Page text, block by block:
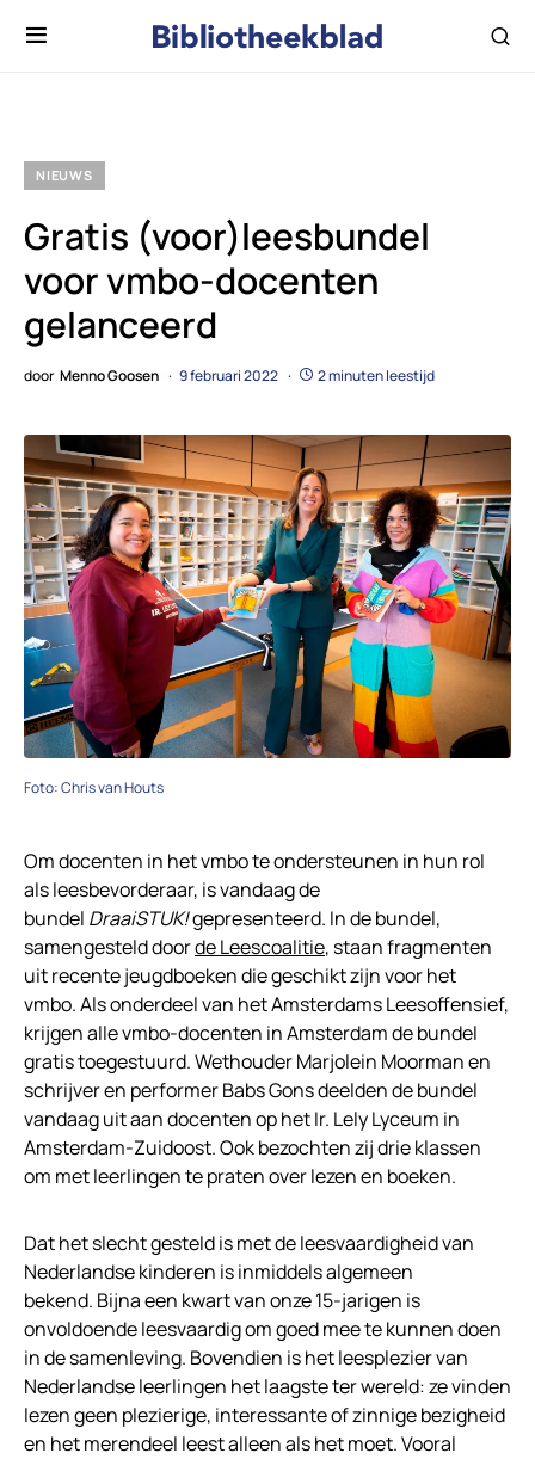
NIEUWS
Gratis (voor)leesbundel
voor vmbo-docenten
gelanceerd
door Menno Goosen 9 februari 2022 2 minuten leestijd
Foto: Chris van Houts
Om docenten in het vmbo te ondersteunen in hun rol
als leesbevorderaar, is vandaag de
bundel DraaiSTUK!gepresenteerd. In de bundel,
samengesteld doorde Leescoalitie, staan fragmenten
uit recente jeugdboeken die geschikt zijn voor het
vmbo. Als onderdeel van het Amsterdams Leesoffensief,
krijgen alle vmbo-docenten in Amsterdam de bundel
gratis toegestuurd. Wethouder Marjolein Moorman en
schrijver en performer Babs Gons deelden de bundel
vandaag uit aan docenten op het Ir. Lely Lyceum in
Amsterdam-Zuidoost. Ook bezochten zij drie klassen
om met leerlingen te praten over lezen en boeken.
Dat het slecht gesteld is met de leesvaardigheid van
Nederlandse kinderen is inmiddels algemeen
bekend. Bijna een kwart van onze 15-jarigen is
onvoldoende leesvaardig om goed mee te kunnen doen
in de samenleving. Bovendien is het leesplezier van
Nederlandse leerlingen het laagste ter wereld: ze vinden
lezen geen plezierige, interessante of zinnige bezigheid
en het merendeel leest alleen als het moet. Vooral